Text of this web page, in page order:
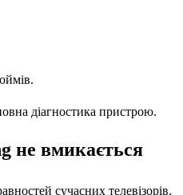
діагностика пристрою.
не вмикається
сучасних телевізорів.